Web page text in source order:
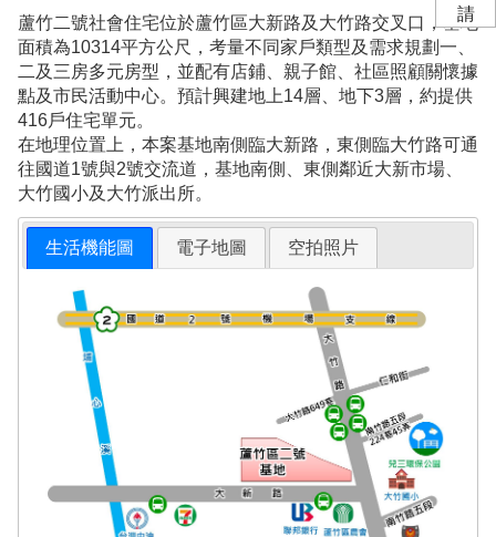
蘆竹二號社會住宅位於蘆竹區大新路及大竹路交叉口，基地
面積為10314平方公尺，考量不同家戶類型及需求規劃一、
二及三房多元房型，並配有店鋪、親子館、社區照顧關懷據
點及市民活動中心。預計興建地上14層、地下3層，約提供
416戶住宅單元。
在地理位置上，本案基地南側臨大新路，東側臨大竹路可通
往國道1號與2號交流道，基地南側、東側鄰近大新市場、
大竹國小及大竹派出所。
生活機能圖 電子地圖 空拍照片
請